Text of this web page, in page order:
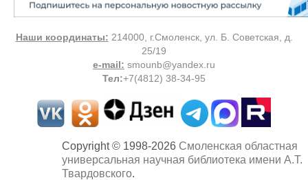
Наши координаты: 214000, г.Смоленск, ул. Б. Советская, д.
25/19
e-mail: smounb@yandex.ru
Тел:+7(4812) 38-34-95
Copyright © 1998-2026 Смоленская областная
универсальная научная библиотека имени А.Т.
Твардовского.